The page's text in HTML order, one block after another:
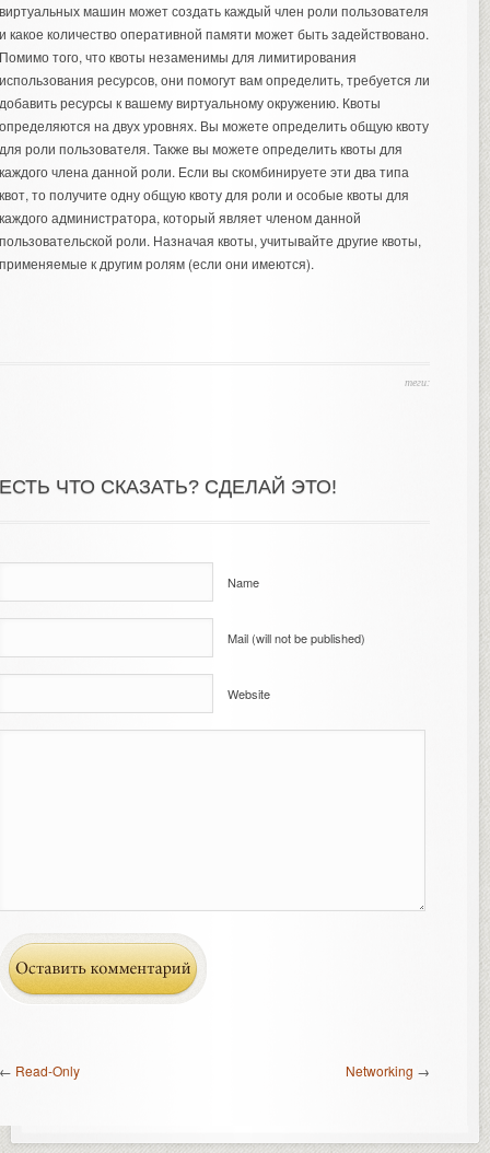
машин может создать каждый член роли пользователя
какое количество оперативной памяти может быть задействовано.
того, что квоты незаменимы для лимитирования
ресурсов, они помогут вам определить, требуется ли
ресурсы к вашему виртуальному окружению. Квоты
на двух уровнях. Вы можете определить общую квоту
роли пользователя. Также вы можете определить квоты для
члена данной роли. Если вы скомбинируете эти два типа
то получите одну общую квоту для роли и особые квоты для
администратора, который являет членом данной
роли. Назначая квоты, учитывайте другие квоты,
к другим ролям (если они имеются).
теги:
ЧТО СКАЗАТЬ? СДЕЛАЙ ЭТО!
Name
Mail (will not be published)
Website
Read-Only Networking →